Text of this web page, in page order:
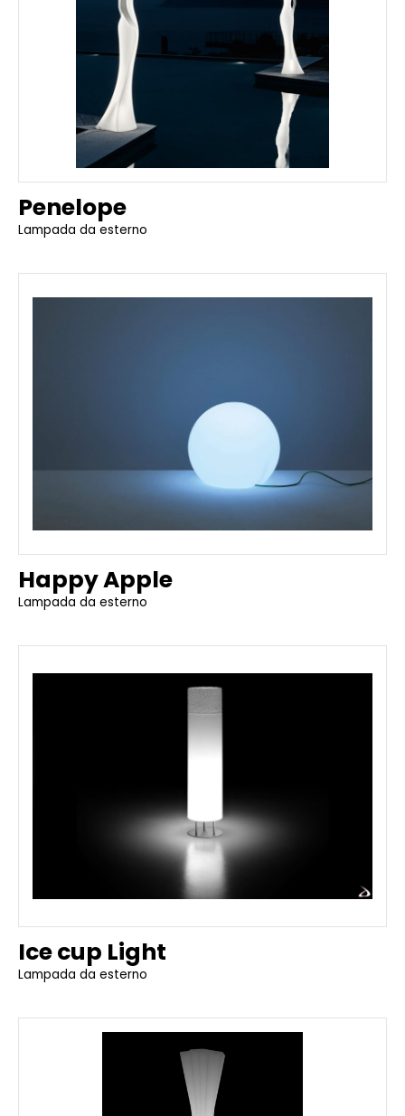
Penelope
Lampada da esterno
Happy Apple
Lampada da esterno
Ice cup Light
Lampada da esterno